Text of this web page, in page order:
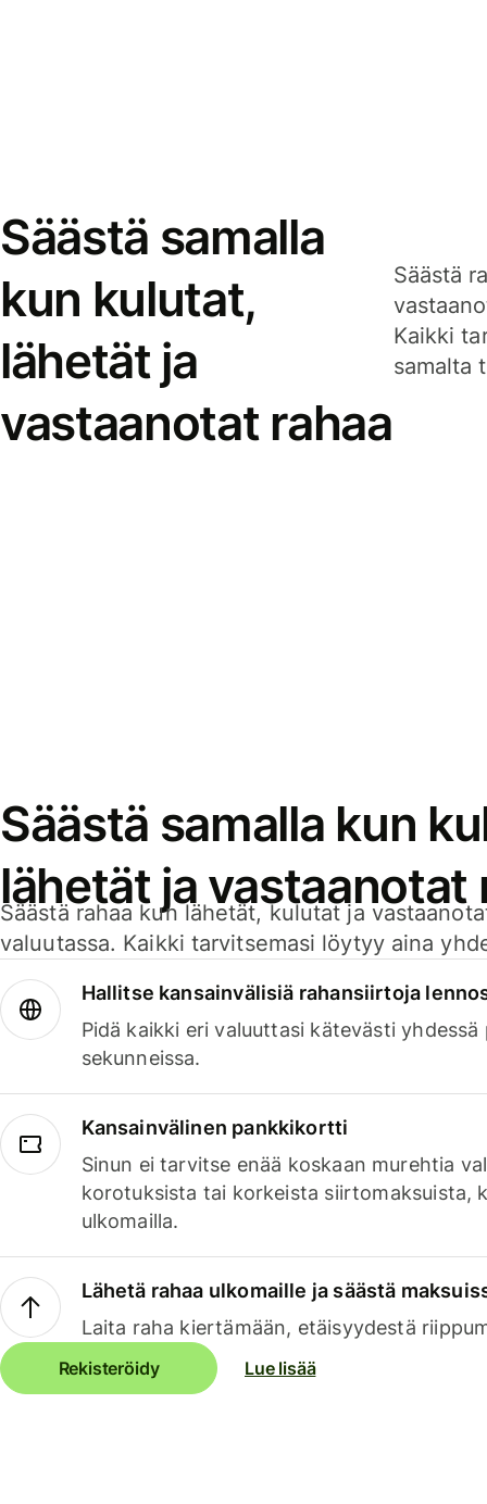
Säästä samalla
kun kulutat,
lähetät ja
vastaanotat rahaa
Säästä
Kaikki
samalta
Säästä samalla kun
lähetät ja vastaanotat
Säästä rahaa kun lähetät, kulutat ja
valuutassa. Kaikki tarvitsemasi löytyy aina
Hallitse kansainvälisiä rahansiirtoja
Pidä kaikki eri valuuttasi kätevästi yhdessä
sekunneissa.
Kansainvälinen pankkikortti
Sinun ei tarvitse enää koskaan murehtia
korotuksista tai korkeista siirtomaksuista,
ulkomailla.
Lähetä rahaa ulkomaille ja säästä
Laita raha kiertämään, etäisyydestä
Rekisteröidy Lue lisää